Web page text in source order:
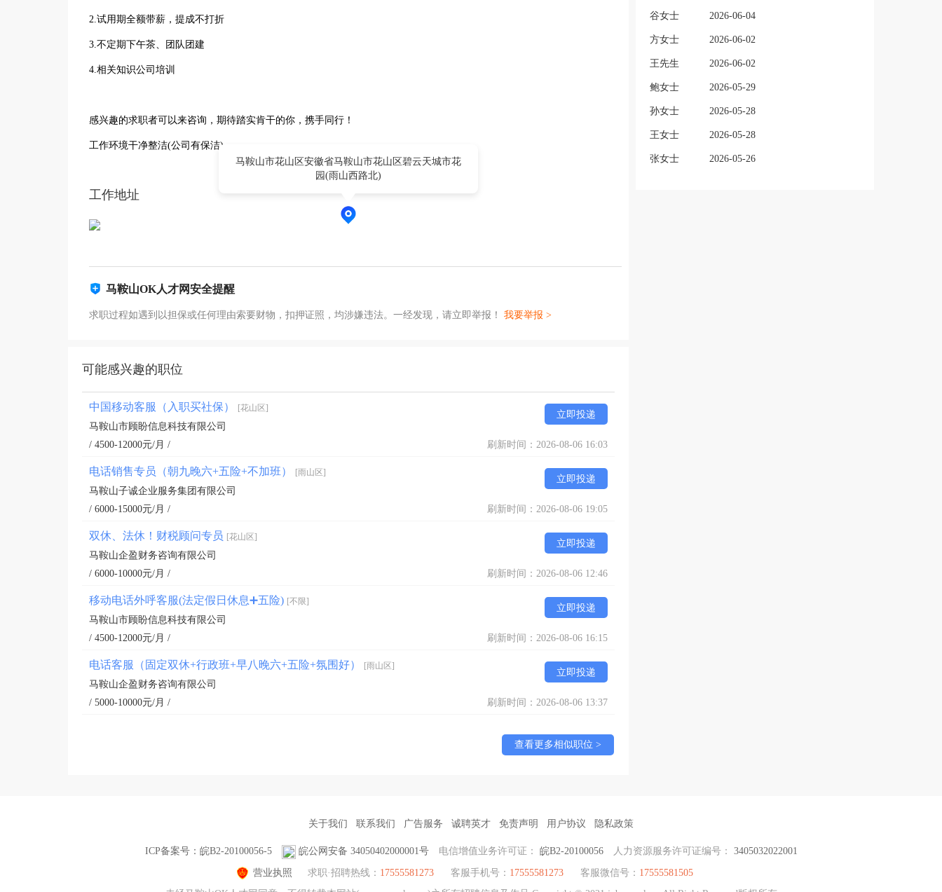
2.试用期全额带薪，提成不打折
3.不定期下午茶、团队团建
4.相关知识公司培训
感兴趣的求职者可以来咨询，期待踏实肯干的你，携手同行！
工作环境干净整洁(公司有保洁)
工作地址
马鞍山市花山区安徽省马鞍山市花山区碧云天城市花
园(雨山西路北)
马鞍山OK人才网安全提醒
求职过程如遇到以担保或任何理由索要财物，扣押证照，均涉嫌违法。一经发现，请立即举报！ 我要举报 >
可能感兴趣的职位
中国移动客服（入职买社保） [花山区]
立即投递
马鞍山市顾盼信息科技有限公司
/ 4500-12000元/月 /
刷新时间：2026-08-06 16:03
电话销售专员（朝九晚六+五险+不加班） [雨山区]
立即投递
马鞍山子诚企业服务集团有限公司
/ 6000-15000元/月 /
刷新时间：2026-08-06 19:05
双休、法休！财税顾问专员 [花山区]
立即投递
马鞍山企盈财务咨询有限公司
/ 6000-10000元/月 /
刷新时间：2026-08-06 12:46
移动电话外呼客服(法定假日休息➕五险) [不限]
立即投递
马鞍山市顾盼信息科技有限公司
/ 4500-12000元/月 /
刷新时间：2026-08-06 16:15
电话客服（固定双休+行政班+早八晚六+五险+氛围好） [雨山区]
立即投递
马鞍山企盈财务咨询有限公司
/ 5000-10000元/月 /
刷新时间：2026-08-06 13:37
查看更多相似职位 >
谷女士 2026-06-04
方女士 2026-06-02
王先生 2026-06-02
鲍女士 2026-05-29
孙女士 2026-05-28
王女士 2026-05-28
张女士 2026-05-26
关于我们 联系我们 广告服务 诚聘英才 免责声明 用户协议 隐私政策
ICP备案号：皖B2-20100056-5 皖公网安备 34050402000001号 电信增值业务许可证： 皖B2-20100056 人力资源服务许可证编号： 3405032022001
营业执照 求职·招聘热线： 17555581273 客服手机号： 17555581273 客服微信号： 17555581505